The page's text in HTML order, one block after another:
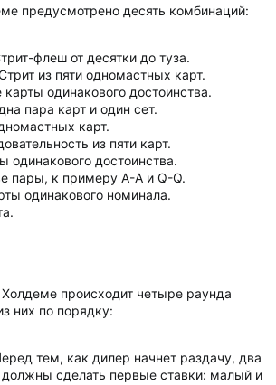
предусмотрено десять комбинаций:
флеш от десятки до туза.
из пяти одномастных карт.
одинакового достоинства.
пара карт и один сет.
карт.
из пяти карт.
одинакового достоинства.
пары, к примеру A-A и Q-Q.
одинакового номинала.
Холдеме происходит четыре раунда
них по порядку:
тем, как дилер начнет раздачу, два
должны сделать первые ставки: малый и